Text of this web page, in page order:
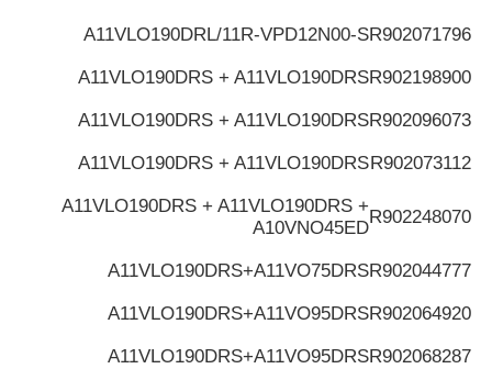
R902071796
A11VLO190DRL/11R-VPD12N00-S
R902198900
A11VLO190DRS + A11VLO190DRS
R902096073
A11VLO190DRS + A11VLO190DRS
R902073112
A11VLO190DRS + A11VLO190DRS
R902248070
A11VLO190DRS + A11VLO190DRS +
A10VNO45ED
R902044777
A11VLO190DRS+A11VO75DRS
R902064920
A11VLO190DRS+A11VO95DRS
R902068287
A11VLO190DRS+A11VO95DRS